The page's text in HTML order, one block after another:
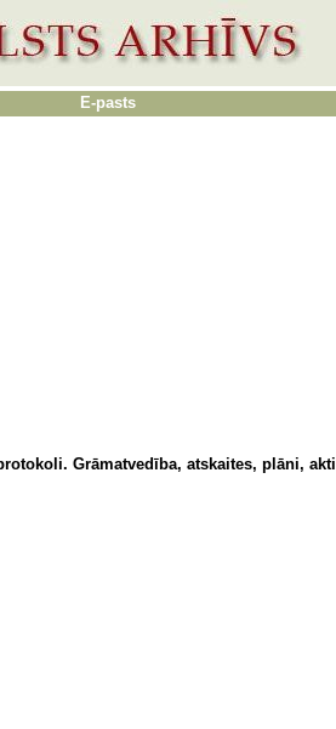
E-pasts
Grāmatvedība, atskaites, plāni, akti